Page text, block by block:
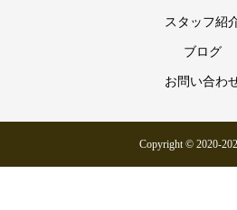
スタッフ紹
ブログ
お問い合わ
Copyright © 2020-